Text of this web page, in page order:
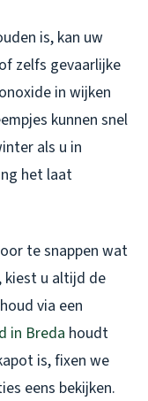
is, kan uw
zelfs gevaarlijke
in wijken
kunnen snel
als u in
het laat
te snappen wat
kiest u altijd de
via een
in Breda houdt
is, fixen we
eens bekijken.